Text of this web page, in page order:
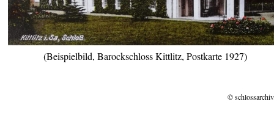
(Beispielbild, Barockschloss Kittlitz, Postkarte 1927)
©